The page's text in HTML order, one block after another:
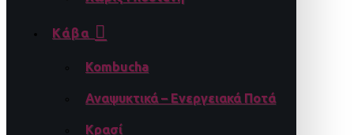
Κάβα
Kombucha
Αναψυκτικά – Ενεργειακά Ποτά
Κρασί